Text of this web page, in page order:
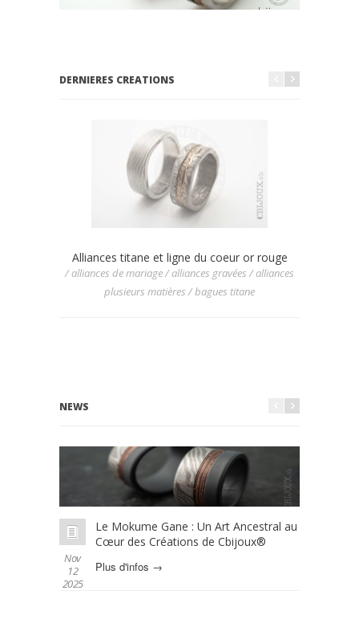
DERNIERES CREATIONS
Alliances titane et ligne du coeur or rouge
/ alliances de mariage / alliances gravées / alliances
plusieurs matières / bagues titane
NEWS
Nov
12
2025
Le Mokume Gane : Un Art Ancestral au
Cœur des Créations de Cbijoux®
Plus d'infos →